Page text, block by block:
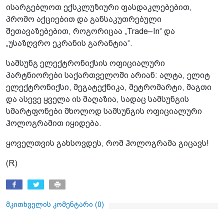
ისარგებლოთ ექსკლუზიური ფასდაკლებებით,
პრომო აქციებით და განსაკუთრებული
შეთავაზებებით, როგორიცაა „Trade–In“ და
„უსაზღვრო ეკრანის გარანტია“.
სამსუნგ ელექტრონიქსის ოფიციალური
პარტნიორები საქართველოში არიან: ალტა, ელიტ
ელექტრონიქსი, მეგატექნიკა, მეტრომარტი, მაგთი
და ასევე ყველა ის მაღაზია, სადაც სამსუნგის
სმარტფონები მხოლოდ სამსუნგის ოფიციალური
ჰოლოგრამით იყიდება.
ყოველთვის გახსოვდეს, რომ ჰოლოგრამა გიცავს!
(R)
მკითხველის კომენტარი (0)